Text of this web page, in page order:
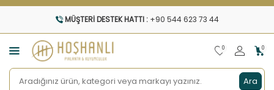
MÜŞTERI DESTEK HATTI : +90 544 623 73 44
Ara
0 0